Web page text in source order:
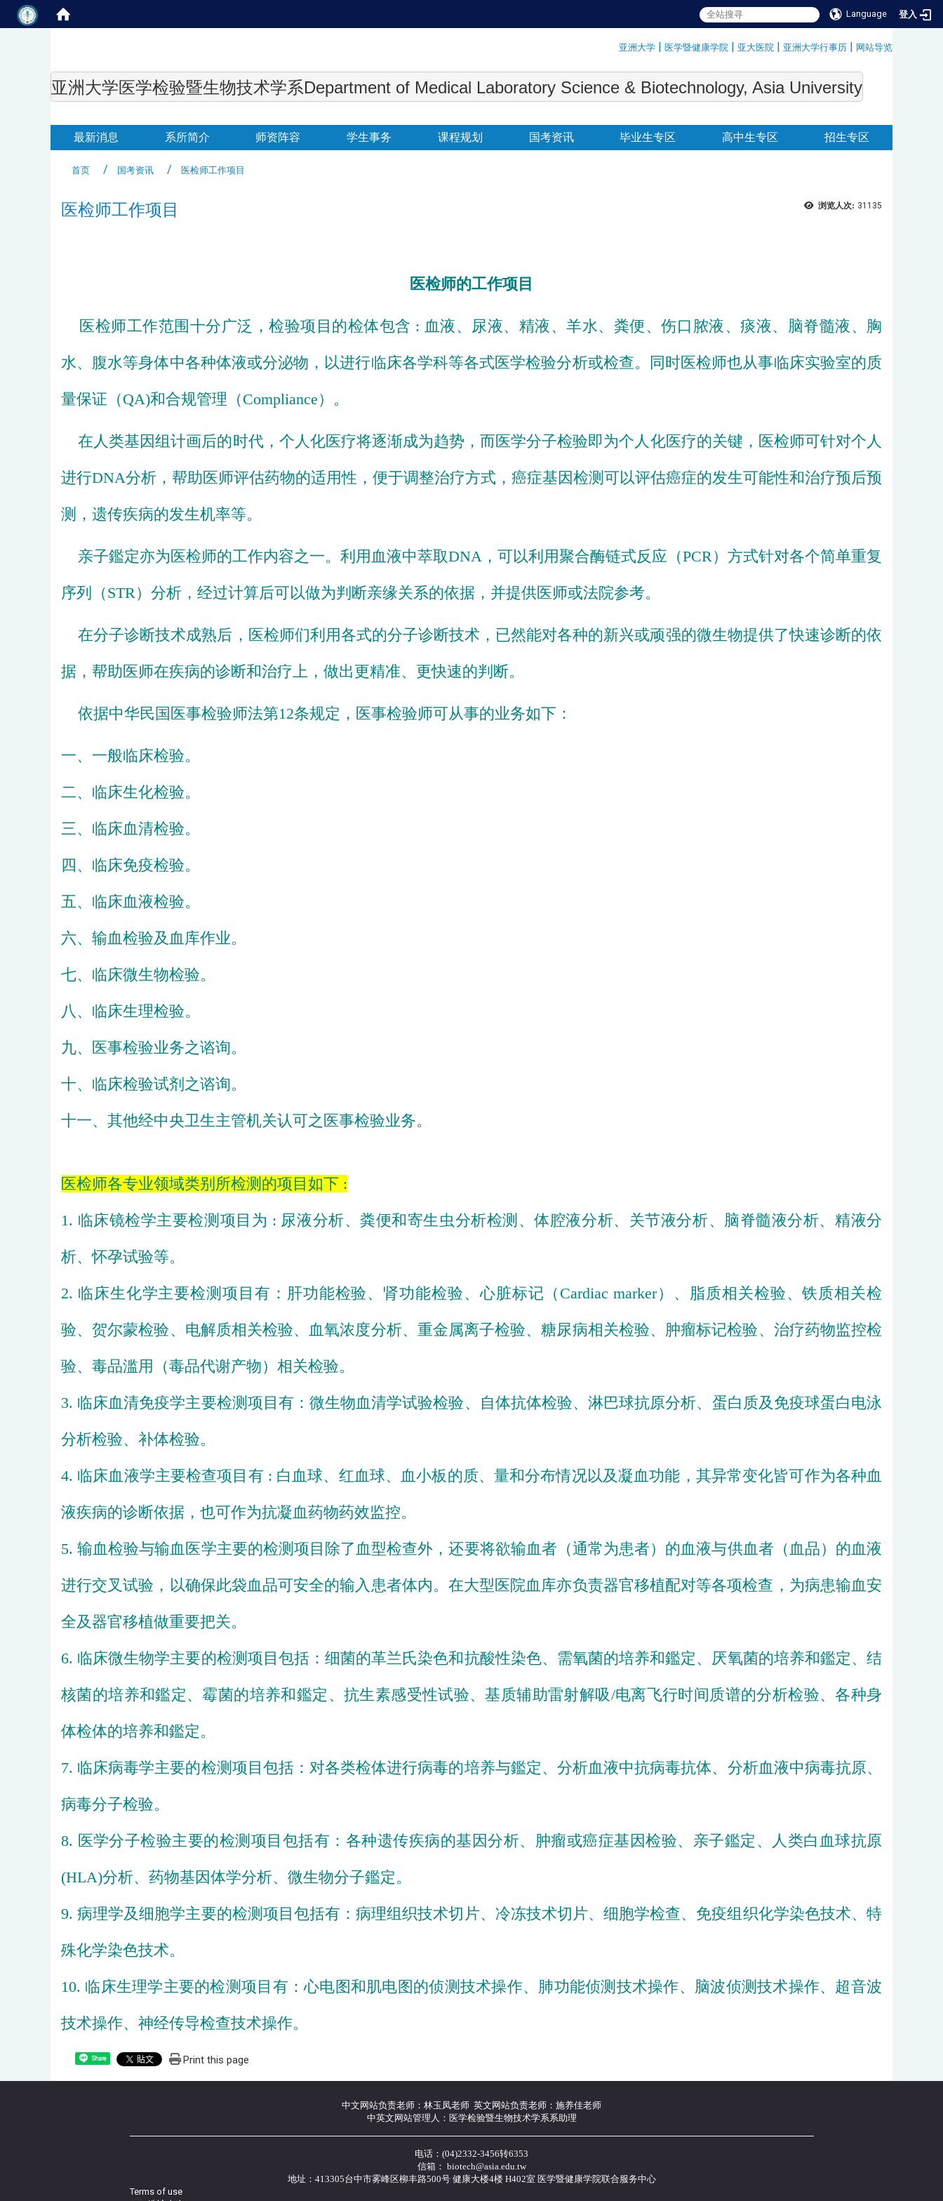
Language 登入
亚洲大学 | 医学暨健康学院 | 亚大医院 | 亚洲大学行事历 | 网站导览
亚洲大学医学检验暨生物技术学系Department of Medical Laboratory Science & Biotechnology, Asia University
:::
最新消息 系所简介 师资阵容 学生事务 课程规划 国考资讯 毕业生专区 高中生专区 招生专区
首页 国考资讯 医检师工作项目
浏览人次: 31135
医检师工作项目
医检师的工作项目
医检师工作范围十分广泛，检验项目的检体包含 : 血液、 尿液、 精液、羊水、 粪便、伤口 脓液、痰液、 脑脊髓液、 胸
水、 腹水等身体中各种体液或分泌物，以进行临床各学科等各式医学检验分析或检查。同时医检师也从事临床实验室的质
量保证（QA)和合规管理（Compliance）。
在 人类基因组计画后的时代，个人化医疗将逐渐成为趋势，而医学分子检验即为个人化医疗的关键，医检师可针对个人
进行DNA分析，帮助医师评估药物的适用性，便于调整治疗方式， 癌症基因检测 可以评估癌症的发生可能性和治疗预后预
测，遗传疾病的发生机率等。
亲子鑑定亦为医检师的工作内容之一。利用血液中萃取DNA ，可以利用 聚合酶链式反应 （PCR）方式针对各个简单重复
序列 （STR）分析，经过计算后可以做为判断亲缘关系的依据，并提供医师或法院参考。
在分子诊断技术成熟后，医检师们利用各式的分子诊断技术，已然能对各种的新兴或顽强的微生物提供了快速诊断的依
据，帮助医师在疾病的诊断和治疗上，做出更精准、更快速的判断。
依据中华民国医事检验师法第12条规定，医事检验师可从事的业务如下：
一、一般临床检验。
二、临床生化检验。
三、临床血清检验。
四、临床免疫检验。
五、临床血液检验。
六、输血检验及血库作业。
七、临床微生物检验。
八、临床生理检验。
九、医事检验业务之谘询。
十、临床检验试剂之谘询。
十一、其他经中央卫生主管机关认可之医事检验业务。
医检师各专业领域类别所检测的项目如下 :
1. 临床镜检学主要检测项目为 : 尿液分析、粪便和寄生虫分析检测、体腔液分析、 关节液分析、 脑脊髓液分析、精液分
析、怀孕试验等。
2. 临床生化学主要检测项目有： 肝功能检验、 肾功能检验、心脏标记（Cardiac marker）、 脂质相关检验、铁质相关检
验、贺尔蒙检验、 电解质相关检验、 血氧浓度分析、 重金属离子检验、糖尿病相关检验、 肿瘤标记检验、治疗药物监控检
验、毒品滥用（毒品代谢产物）相关检验。
3. 临床血清免疫学主要检测项目有： 微生物血清学试验检验、 自体抗体检验、淋巴球抗原分析、 蛋白质及免疫球蛋白电泳
分析检验、 补体检验。
4. 临床血液学主要检查项目有 : 白血球、 红血球、 血小板的质、量和分布情况以及凝血功能，其异常变化皆可作为各种血
液疾病的诊断依据，也可作为抗凝血药物药效监控。
5. 输血检验与输血医学主要的检测项目除了血型检查外，还要将欲输血者 （通常为患者）的血液与供血者（血品）的血液
进行交叉试验，以确保此袋血品可安全的输入患者体内。在大型医院血库亦负责器官移植配对等各项检查，为病患输血安
全及器官移植做重要把关。
6. 临床微生物学主要的检测项目包括：细菌的革兰氏染色和抗酸性染色、需氧菌的培养和鑑定、 厌氧菌的培养和鑑定、结
核菌的培养和鑑定、霉菌的培养和鑑定、 抗生素感受性试验、 基质辅助雷射解吸/电离飞行时间质谱的分析检验、各种身
体检体的培养和鑑定。
7. 临床病毒学主要的检测项目包括： 对各类检体进行病毒的培养与鑑定、分析血液中抗病毒抗体、分析血液中病毒抗原、
病毒分子检验。
8. 医学分子检验主要的检测项目包括有：各种遗传疾病的基因分析、肿瘤或癌症基因检验、亲子鑑定、人类白血球抗原
(HLA)分析、药物基因体学分析、微生物分子鑑定。
9. 病理学及细胞学主要的检测项目包括有：病理组织技术切片、冷冻技术切 片、细胞学检查、免疫组织化学染色技术、特
殊化学染色技术。
10. 临床生理学主要的检测项目有：心电图和肌电图的侦测技术操作、肺功能侦测技术操作、脑波侦测技术操作、超音波
技术操作、神经传导检查技术操作。
Share Print this page
中文网站负责老师：林玉凤老师 英文网站负责老师：施养佳老师
中英文网站管理人：医学检验暨生物技术学系系助理
电话：(04)2332-3456转6353
信箱： biotech@asia.edu.tw
地址：413305台中市雾峰区柳丰路500号 健康大楼4楼 H402室 医学暨健康学院联合服务中心
Terms of use